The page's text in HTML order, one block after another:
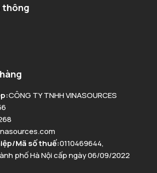
thông
:CÔNG TY TNHH VINASOURCES
Mã số thuế:0110469644,
phố Hà Nội cấp ngày 06/09/2022